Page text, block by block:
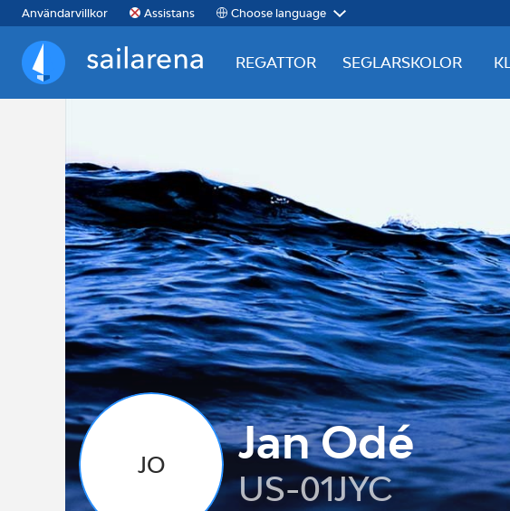
Användarvillkor Assistans Choose language
Sailarena
REGATTOR SEGLARSKOLOR
JO Jan Odé
US-01JYC